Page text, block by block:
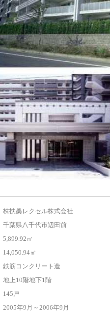
株扶桑レクセル株式会社
千葉県八千代市辺田前
5,899.92㎡
14,050.94㎡
鉄筋コンクリート造
地上10階地下1階
145戸
2005年9月～2006年9月